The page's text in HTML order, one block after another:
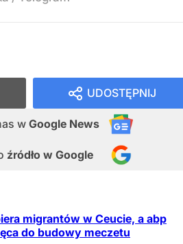
UDOSTĘPNIJ
w Google News
źródło w Google
migrantów w Ceucie, a abp
do budowy meczetu